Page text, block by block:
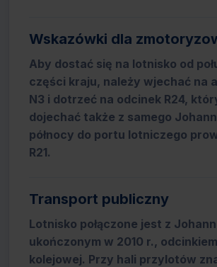
Wskazówki dla
Aby dostać się na lotnisko od
części kraju, należy wjechać na
N3 i dotrzeć na odcinek R24,
dojechać także z samego
północy do portu lotniczego
R21.
Transport publiczny
Lotnisko połączone jest z
ukończonym w 2010 r.,
kolejowej. Przy hali przylotów